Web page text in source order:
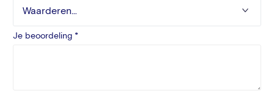
Je beoordeling *